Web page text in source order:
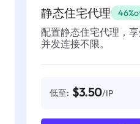
静态住宅代理
配置静态住宅代理，
并发连接不限。
低至: $3.50/IP